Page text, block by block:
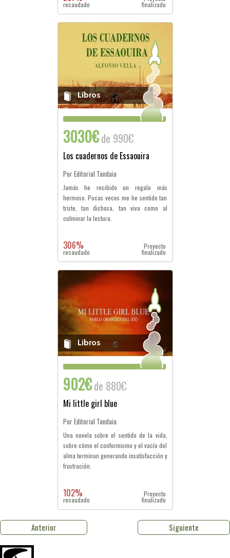
recaudado finalizado
Libros
3030€de 990€
Los cuadernos de Essaouira
Por Editorial Tandaia
Jamás he recibido un regalo más
hermoso. Pocas veces me he sentido tan
triste, tan dichosa, tan viva como al
culminar la lectura.
306%
recaudado
Proyecto
finalizado
Libros
902€de 880€
Mi little girl blue
Por Editorial Tandaia
Una novela sobre el sentido de la vida,
sobre cómo el conformismo y el vacío del
alma terminan generando insatisfacción y
frustración.
102%
recaudado
Proyecto
finalizado
Anterior Siguiente